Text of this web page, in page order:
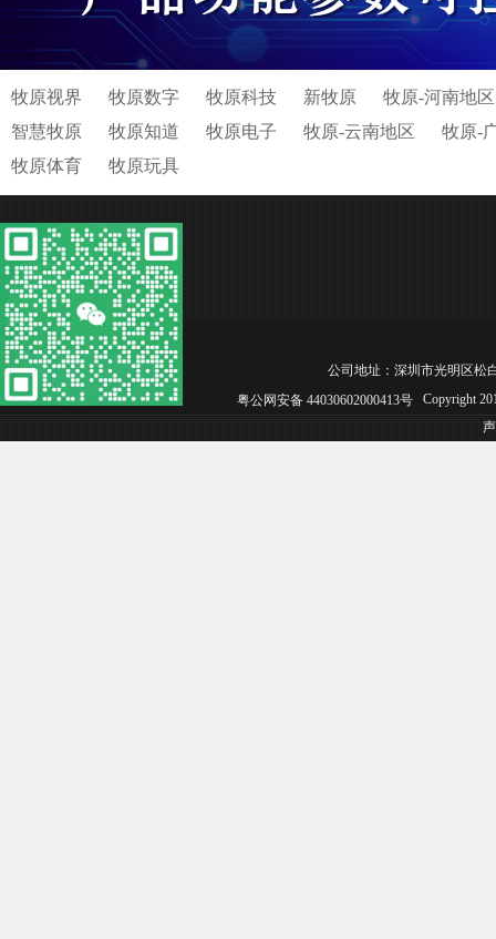
牧原视界 牧原数字 牧原科技 新牧原
牧原-河南地区
智慧牧原
牧原知道 牧原电子 牧原-云南地区
牧原-
牧原体育
牧原玩具
公司地址：深圳市光明区松
粤公网安备 44030602000413号 Copyright